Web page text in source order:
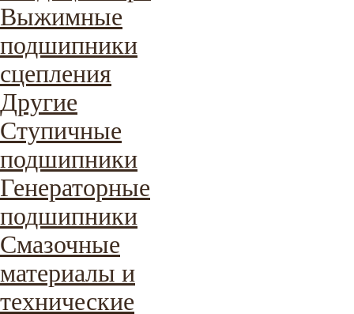
Выжимные
подшипники
сцепления
Другие
Ступичные
подшипники
Генераторные
подшипники
Смазочные
материалы и
технические